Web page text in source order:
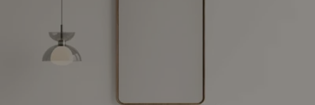
le média 0 en mode modal